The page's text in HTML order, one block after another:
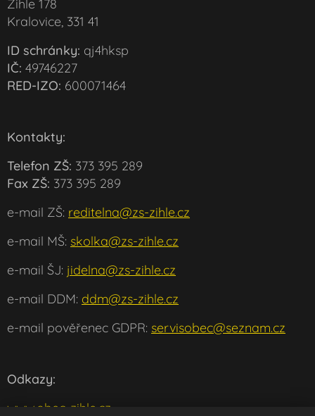
Žihle 178
Kralovice, 331 41
ID schránky: qj4hksp
IČ: 49746227
RED-IZO: 600071464
Kontakty:
Telefon ZŠ: 373 395 289
Fax ZŠ: 373 395 289
e-mail ZŠ: reditelna@zs-zihle.cz
e-mail MŠ: skolka@zs-zihle.cz
e-mail ŠJ: jidelna@zs-zihle.cz
e-mail DDM: ddm@zs-zihle.cz
e-mail pověřenec GDPR: servisobec@seznam.cz
Odkazy:
www.obec-zihle.cz